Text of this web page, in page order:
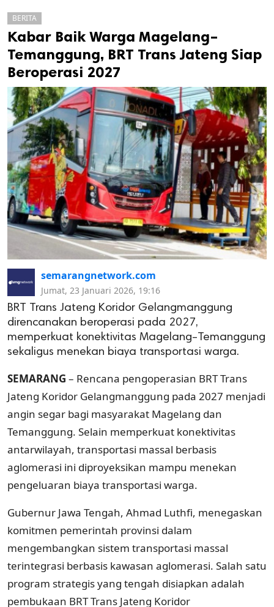
cipta.
BERITA
Kabar Baik Warga Magelang–
Temanggung, BRT Trans Jateng Siap
Beroperasi 2027
semarangnetwork.com
Jumat, 23 Januari 2026, 19:16
BRT Trans Jateng Koridor Gelangmanggung
direncanakan beroperasi pada 2027,
memperkuat konektivitas Magelang–Temanggung
sekaligus menekan biaya transportasi warga.
SEMARANG – Rencana pengoperasian BRT Trans
Jateng Koridor Gelangmanggung pada 2027 menjadi
angin segar bagi masyarakat Magelang dan
Temanggung. Selain memperkuat konektivitas
antarwilayah, transportasi massal berbasis
aglomerasi ini diproyeksikan mampu menekan
pengeluaran biaya transportasi warga.
Gubernur Jawa Tengah, Ahmad Luthfi, menegaskan
komitmen pemerintah provinsi dalam
mengembangkan sistem transportasi massal
terintegrasi berbasis kawasan aglomerasi. Salah satu
program strategis yang tengah disiapkan adalah
pembukaan BRT Trans Jateng Koridor